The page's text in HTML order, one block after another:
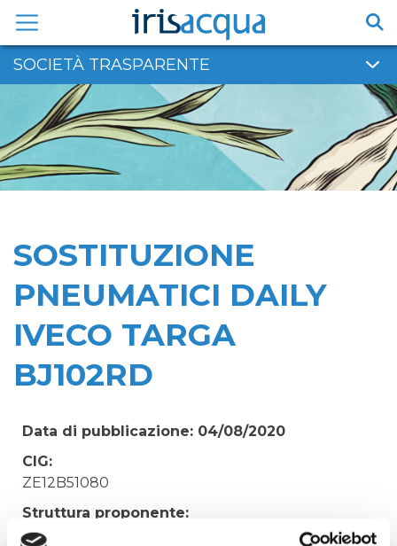
contenuto
SOCIETÀ TRASPARENTE
SOSTITUZIONE
PNEUMATICI DAILY
IVECO TARGA
BJ102RD
Data di pubblicazione: 04/08/2020
CIG:
ZE12B51080
Struttura proponente:
'Irisacqua srl P.I./C.F. 01070220312. - Ufficio